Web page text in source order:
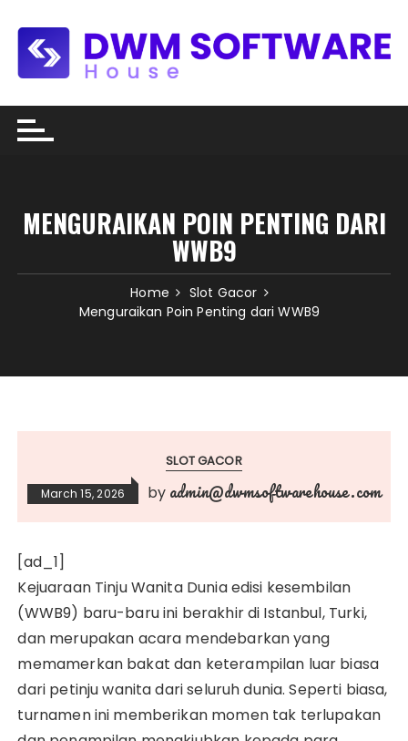
content
MENGURAIKAN POIN PENTING DARI
WWB9
Home
Slot Gacor
Menguraikan Poin Penting dari WWB9
SLOT GACOR
March 15, 2026 by admin@dwmsoftwarehouse.com
[ad_1]
Kejuaraan Tinju Wanita Dunia edisi kesembilan
(WWB9) baru-baru ini berakhir di Istanbul, Turki,
dan merupakan acara mendebarkan yang
memamerkan bakat dan keterampilan luar biasa
dari petinju wanita dari seluruh dunia. Seperti biasa,
turnamen ini memberikan momen tak terlupakan